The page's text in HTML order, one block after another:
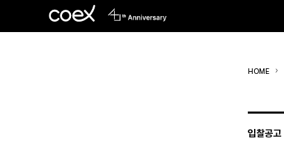
HOME
입찰공고